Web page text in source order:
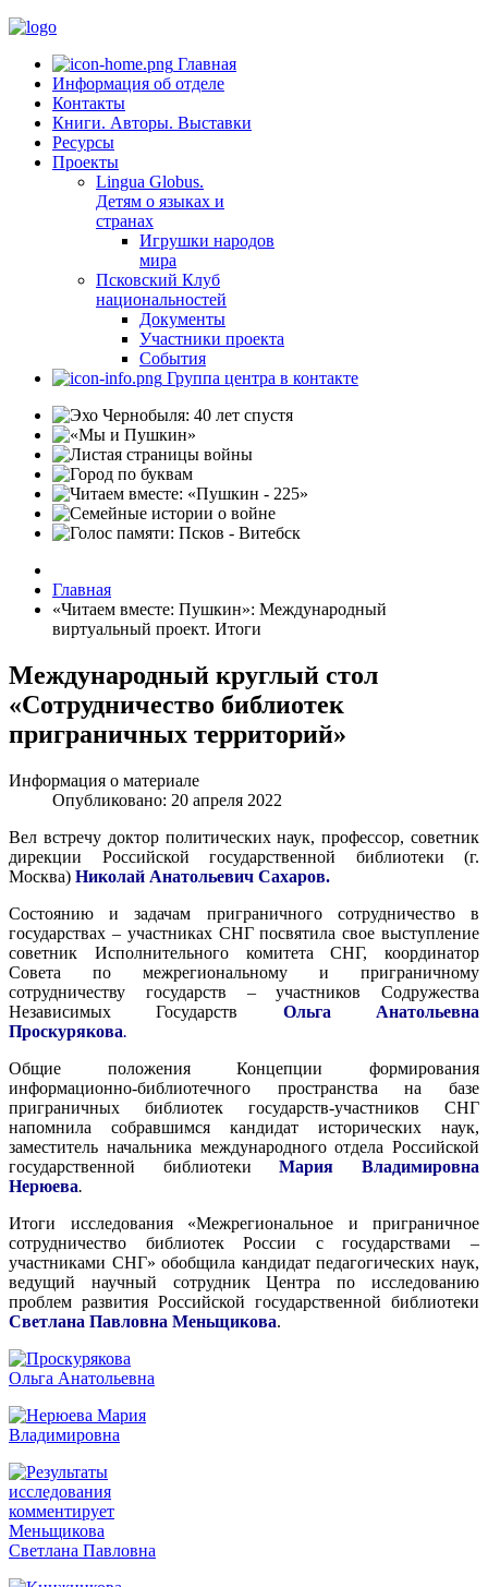
Главная
Информация об отделе
Контакты
Книги. Авторы. Выставки
Ресурсы
Проекты
Lingua Globus.
Детям о языках и
странах
Игрушки народов
мира
Псковский Клуб
национальностей
Документы
Участники проекта
События
Группа центра в контакте
Главная
«Читаем вместе: Пушкин»: Международный
виртуальный проект. Итоги
Международный круглый стол
«Сотрудничество библиотек
приграничных территорий»
Информация о материале
Опубликовано: 20 апреля 2022
Вел встречу доктор политических наук, профессор, советник
дирекции Российской государственной библиотеки (г.
Москва) Николай Анатольевич Сахаров.
Состоянию и задачам приграничного сотрудничество в
государствах – участниках СНГ посвятила свое выступление
советник Исполнительного комитета СНГ, координатор
Совета по межрегиональному и приграничному
сотрудничеству государств – участников Содружества
Независимых Государств Ольга Анатольевна
Проскурякова.
Общие положения Концепции формирования
информационно-библиотечного пространства на базе
приграничных библиотек государств-участников СНГ
напомнила собравшимся кандидат исторических наук,
заместитель начальника международного отдела Российской
государственной библиотекиМария Владимировна
Нерюева.
Итоги исследования «Межрегиональное и приграничное
сотрудничество библиотек России с государствами –
участниками СНГ» обобщила кандидат педагогических наук,
ведущий научный сотрудник Центра по исследованию
проблем развития Российской государственной библиотеки
Светлана Павловна Меньщикова.